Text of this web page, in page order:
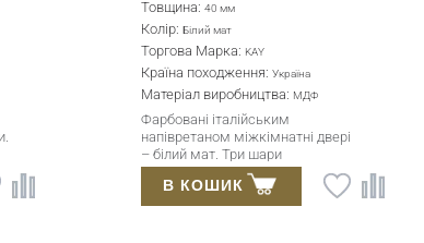
Торгова Марка:
Країна походження:
Матеріал виробництва:
Покриття:Фарба
Міжкімнатні двері – оздоблення
поліуретан білий мат (Італія). Три
шари фарбування полотна. Гладкі
панелі МДФ 6 мм.
В КОШИК